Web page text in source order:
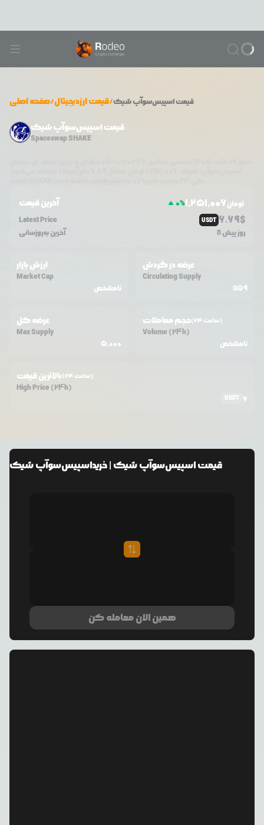
صفحه اصلی/قیمت ارزدیجیتال/ قیمتاسپیس‌سوآپ شیک
قیمت اسپیس‌سوآپ شیک
Spaceswap SHAKE
آخرین قیمت 0%1,251,006تومان
Latest Price
USDT 6.69$
آخرین به‌روزسانی 8 روز پیش
ارزش بازار
Market Cap
نامشخص
عرضه در گردش
Circulating Supply
759
عرضه کل
Max Supply
5,000
حجم معاملات (24 ساعت)
Volume (24h)
نامشخص
بالاترین قیمت (24 ساعت)
High Price (24h)
USDT 6
قیمتاسپیس‌سوآپ شیک | خریداسپیس‌سوآپ شیک
همین الان معامله کن